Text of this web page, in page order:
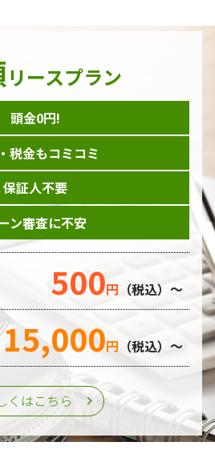
リースプラン
頭金0円!
税金もコミコミ
保証人不要
ン審査に不安
500円 （税込）～
15,000円 （税込）～
くはこちら